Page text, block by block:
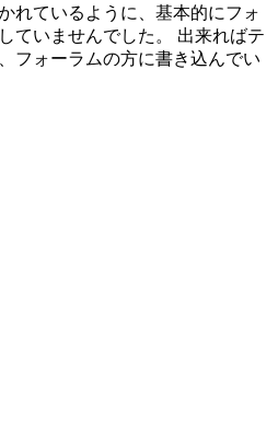
れているように、基本的にフォ
ていませんでした。 出来ればテ
フォーラムの方に書き込んでい